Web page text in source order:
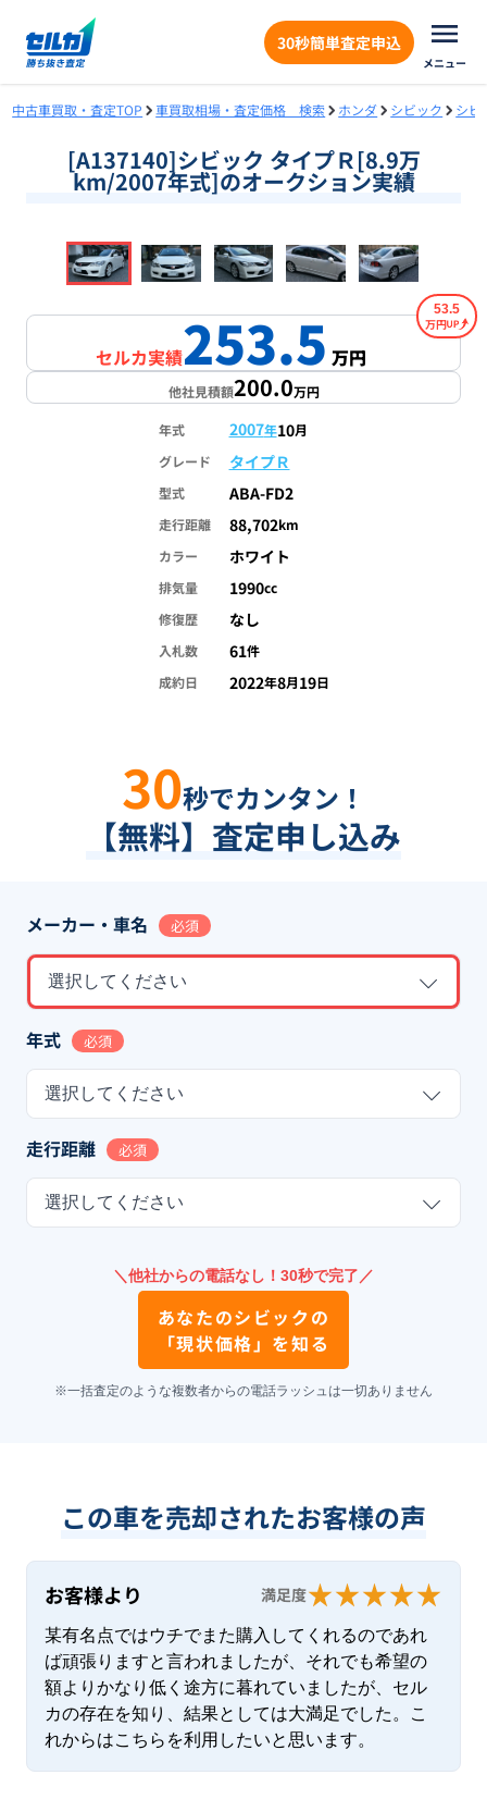
30秒簡単査定申込
メニュー
中古車買取・査定TOP 車買取相場・査定価格 検索 ホンダ シビック シビ
[A137140]シビック タイプＲ[8.9万
km/2007年式]のオークション実績
1/18
セルカ実績253.5万円
53.5
万円
他社見積額200.0万円
年式 2007年10月
グレード
タイプＲ
型式 ABA-FD2
走行距離 88,702km
カラー
ホワイト
排気量 1990cc
修復歴
なし
入札数 61件
成約日
2022年8月19日
30秒でカンタン！
【無料】査定申し込み
メーカー・車名 必須
選択してください
年式 必須
選択してください
走行距離 必須
選択してください
＼他社からの電話なし！30秒で完了／
あなたのシビックの
「現状価格」を知る
※一括査定のような複数者からの電話ラッシュは一切ありません
この車を売却されたお客様の声
お客様より 満足度
某有名点ではウチでまた購入してくれるのであれ
ば頑張りますと言われましたが、それでも希望の
額よりかなり低く途方に暮れていましたが、セル
カの存在を知り、結果としては大満足でした。こ
れからはこちらを利用したいと思います。